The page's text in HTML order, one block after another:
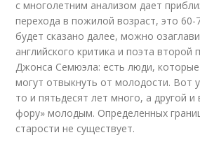
с многолетним анализом дает
перехода в пожилой возраст, это 60-
будет сказано далее, можно
английского критика и поэта второй
Джонса Семюэла: есть люди,
могут отвыкнуть от молодости. Вот
то и пятьдесят лет много, а другой и
фору» молодым. Определенных
старости не существует.